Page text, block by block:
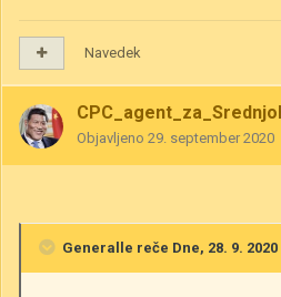
Navedek
Objavljeno 29. september 2020
Generalle reče Dne, 28. 9. 2020